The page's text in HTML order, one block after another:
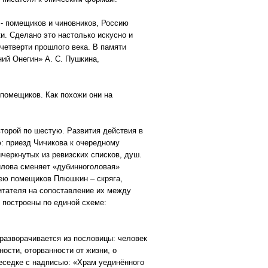
помещиков и чиновников, Россию
Сделано это настолько искусно и
прошлого века. В памяти
Онегин» А. С. Пушкина,
Как похожи они на
по шестую. Развития действия в
приезд Чичикова к очередному
из ревизских списков, душ.
сменяет «дубинноголовая»
помещиков Плюшкин – скряга,
на сопоставление их между
по единой схеме:
из пословицы: человек
оторванности от жизни, о
с надписью: «Храм уединённого